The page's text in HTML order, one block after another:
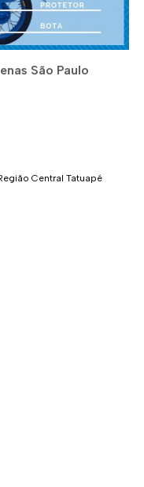
São Paulo
Central Tatuapé